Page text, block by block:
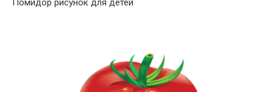
Помидор рисунок для детей